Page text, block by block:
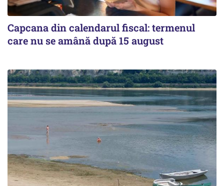
Capcana din calendarul fiscal: termenul
care nu se amână după 15 august